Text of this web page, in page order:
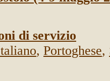
di servizio
, Portoghese,